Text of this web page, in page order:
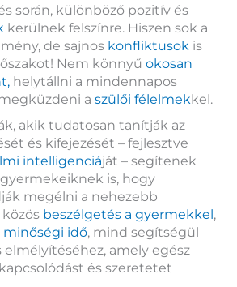
során, különböző pozitív és
kerülnek felszínre. Hiszen sok a
de sajnos konfliktusok is
Nem könnyű okosan
helytállni a mindennapos
a szülői félelmekkel.
akik tudatosan tanítják az
és kifejezését – fejlesztve
intelligenciáját – segítenek
is, hogy
megélni a nehezebb
beszélgetés a gyermekkel,
minőségi idő, mind segítségül
elmélyítéséhez, amely egész
és szeretetet